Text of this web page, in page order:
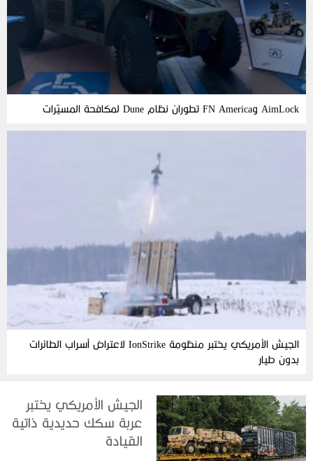
AimLock وFN America تطوران نظام Dune لمكافحة المسيّرات
الجيش الأمريكي يختبر منظومة IonStrike لاعتراض أسراب الطائرات
بدون طيار
الجيش الأمريكي يختبر
عربة سكك حديدية ذاتية
القيادة